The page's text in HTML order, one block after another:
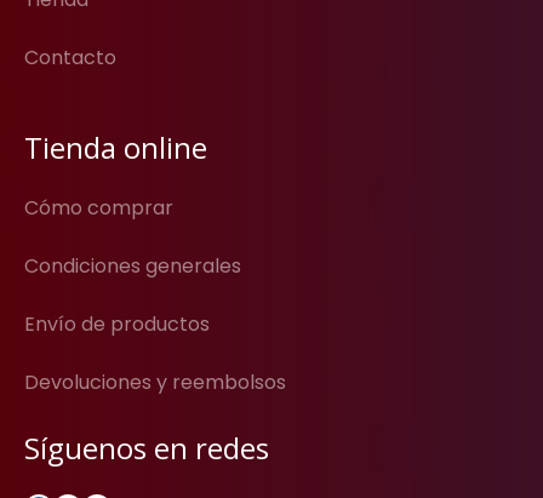
Contacto
Tienda online
Cómo comprar
Condiciones generales
Envío de productos
Devoluciones y reembolsos
Síguenos en redes